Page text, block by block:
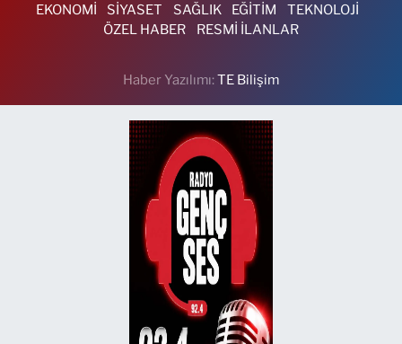
EKONOMİ
SİYASET SAĞLIK EĞİTİM
TEKNOLOJİ
ÖZEL HABER
RESMİ İLANLAR
Haber Yazılımı:TE Bilişim